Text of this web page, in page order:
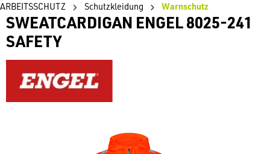
ARBEITSSCHUTZ Schutzkleidung Warnschutz
SWEATCARDIGAN ENGEL 8025-241
SAFETY